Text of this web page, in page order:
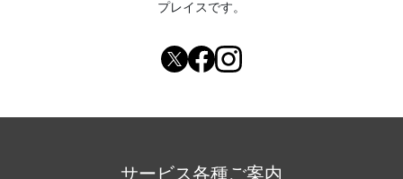
プレイスです。
サービス各種ご案内